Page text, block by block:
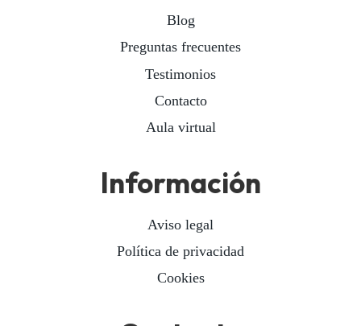
Blog
Preguntas frecuentes
Testimonios
Contacto
Aula virtual
Información
Aviso legal
Política de privacidad
Cookies